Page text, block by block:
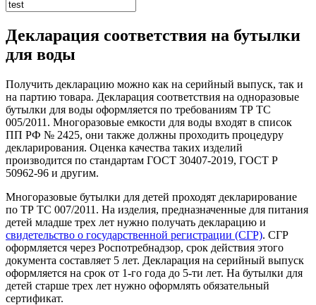
Декларация соответствия на бутылки
для воды
Получить декларацию можно как на серийный выпуск, так и
на партию товара. Декларация соответствия на одноразовые
бутылки для воды оформляется по требованиям ТР ТС
005/2011. Многоразовые емкости для воды входят в список
ПП РФ № 2425, они также должны проходить процедуру
декларирования. Оценка качества таких изделий
производится по стандартам ГОСТ 30407-2019, ГОСТ Р
50962-96 и другим.
Многоразовые бутылки для детей проходят декларирование
по ТР ТС 007/2011. На изделия, предназначенные для питания
детей младше трех лет нужно получать декларацию и
свидетельство о государственной регистрации (СГР). СГР
оформляется через Роспотребнадзор, срок действия этого
документа составляет 5 лет. Декларация на серийный выпуск
оформляется на срок от 1-го года до 5-ти лет. На бутылки для
детей старше трех лет нужно оформлять обязательный
сертификат.